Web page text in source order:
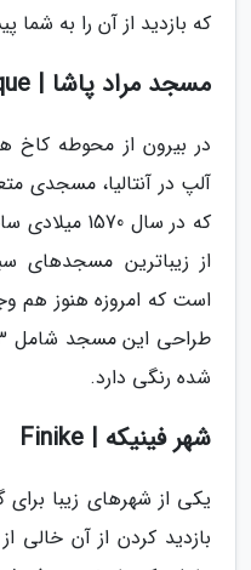
که بازدید از آن را به شما
مسجد مراد پاشا | Murat Pasha Mosque
در بیرون از محوطه کاخ
آلپ در آنتالیا، مسجدی
که در سال
از زیباترین مسجدهای
است که امروزه هنوز هم
شده رنگی دارد.
شهر فینیکه | Finike
یکی از شهرهای زیبا برای
بازدید کردن از آن